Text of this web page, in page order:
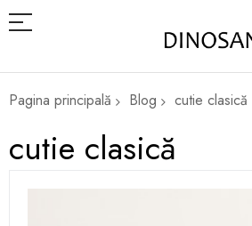
Pagina principală Blog cutie clasică
cutie clasică